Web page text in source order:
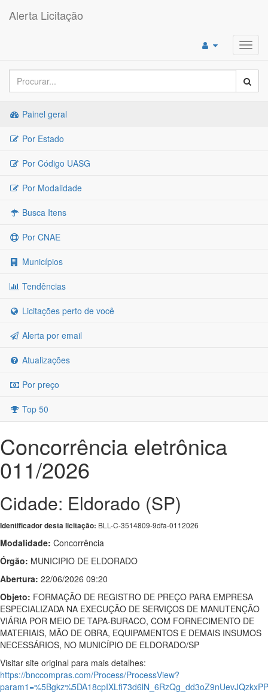
Alerta Licitação
Painel geral
Por Estado
Por Código UASG
Por Modalidade
Busca Itens
Por CNAE
Municípios
Tendências
Licitações perto de você
Alerta por email
Atualizações
Por preço
Top 50
Concorrência eletrônica
011/2026
Cidade: Eldorado (SP)
Identificador desta licitação: BLL-C-3514809-9dfa-0112026
Modalidade: Concorrência
Órgão: MUNICIPIO DE ELDORADO
Abertura: 22/06/2026 09:20
Objeto: FORMAÇÃO DE REGISTRO DE PREÇO PARA EMPRESA
ESPECIALIZADA NA EXECUÇÃO DE SERVIÇOS DE MANUTENÇÃO
VIÁRIA POR MEIO DE TAPA-BURACO, COM FORNECIMENTO DE
MATERIAIS, MÃO DE OBRA, EQUIPAMENTOS E DEMAIS INSUMOS
NECESSÁRIOS, NO MUNICÍPIO DE ELDORADO/SP
Visitar site original para mais detalhes:
https://bnccompras.com/Process/ProcessView?